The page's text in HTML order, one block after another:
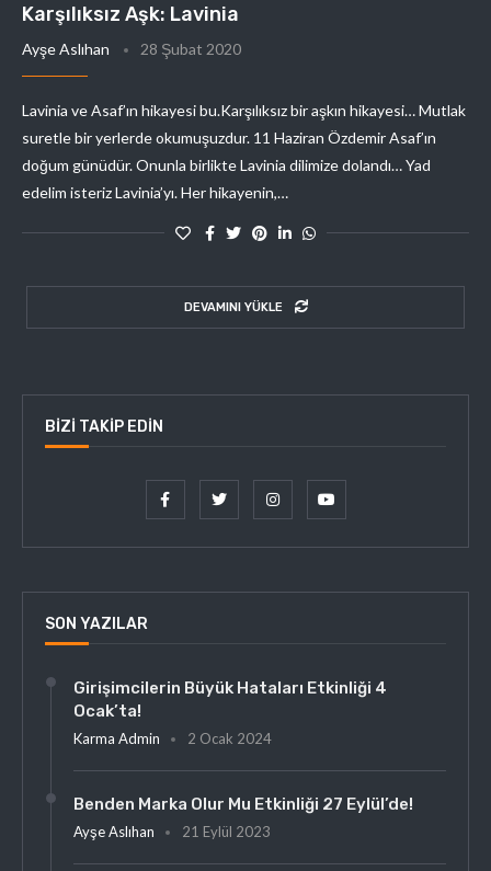
Karşılıksız Aşk: Lavinia
Ayşe Aslıhan 28 Şubat 2020
Lavinia ve Asaf’ın hikayesi bu.Karşılıksız bir aşkın hikayesi… Mutlak
suretle bir yerlerde okumuşuzdur. 11 Haziran Özdemir Asaf’ın
doğum günüdür. Onunla birlikte Lavinia dilimize dolandı… Yad
edelim isteriz Lavinia’yı. Her hikayenin,…
DEVAMINI YÜKLE
BIZI TAKIP EDIN
SON YAZILAR
Girişimcilerin Büyük Hataları Etkinliği 4
Ocak’ta!
Karma Admin 2 Ocak 2024
Benden Marka Olur Mu Etkinliği 27 Eylül’de!
Ayşe Aslıhan 21 Eylül 2023